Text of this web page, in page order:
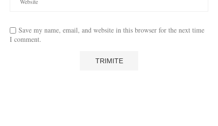
Save my name, email, and website in this browser for the next time
I comment.